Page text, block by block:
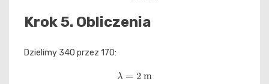
Krok 5. Obliczenia
Dzielimy 340 przez 170:
λ =2 m